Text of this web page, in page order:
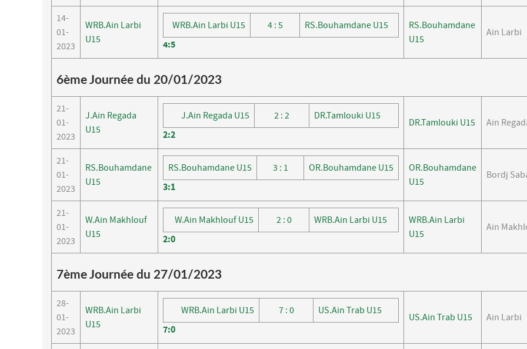
14-
01-
2023
WRB.Ain Larbi
U15
WRB.Ain Larbi U15 4 : 5
RS.Bouhamdane U15
4:5
RS.Bouhamdane
U15
Ain Larbi
6ème Journée du 20/01/2023
21-
01-
2023
J.Ain Regada
U15
J.Ain Regada U15 2 : 2
DR.Tamlouki U15
2:2
DR.Tamlouki U15 Ain
21-
01-
2023
RS.Bouhamdane
U15
RS.Bouhamdane U15 3 : 1
OR.Bouhamdane U15
3:1
OR.Bouhamdane
U15
Bordj
21-
01-
2023
W.Ain Makhlouf
U15
W.Ain Makhlouf U15 2 : 0
WRB.Ain Larbi U15
2:0
WRB.Ain Larbi
U15
Ain
7ème Journée du 27/01/2023
28-
01-
2023
WRB.Ain Larbi
U15
WRB.Ain Larbi U15 7 : 0
US.Ain Trab U15
7:0
US.Ain Trab U15 Ain Larbi